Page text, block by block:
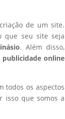
de um site.
que seu site seja
. Além disso,
publicidade online
todos os aspectos
isso que somos a